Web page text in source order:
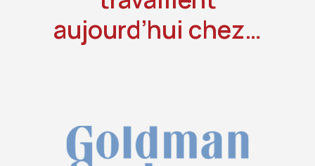
aujourd’hui chez…